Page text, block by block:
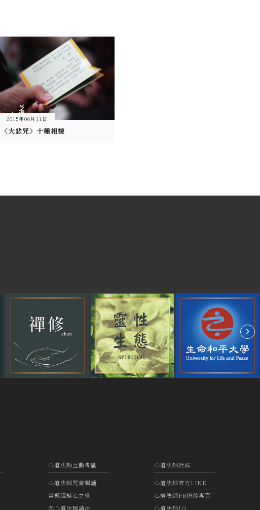
2015年06月11日
〈大悲咒〉十種相貌
心道法師互動專區
心道法師咒音唱誦
常轉經輪心之道
向心道法師請法
心道法師社群
心道法師官方LINE
心道法師FB粉絲專頁
心道法師IG